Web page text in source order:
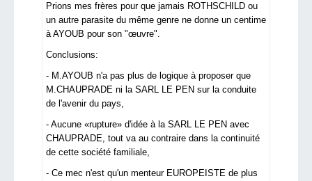
Prions mes frères pour que jamais ROTHSCHILD ou
un autre parasite du même genre ne donne un centime
à AYOUB pour son "œuvre".
Conclusions:
- M.AYOUB n'a pas plus de logique à proposer que
M.CHAUPRADE ni la SARL LE PEN sur la conduite
de l'avenir du pays,
- Aucune «rupture» d'idée à la SARL LE PEN avec
CHAUPRADE, tout va au contraire dans la continuité
de cette société familiale,
- Ce mec n'est qu'un menteur EUROPEISTE de plus